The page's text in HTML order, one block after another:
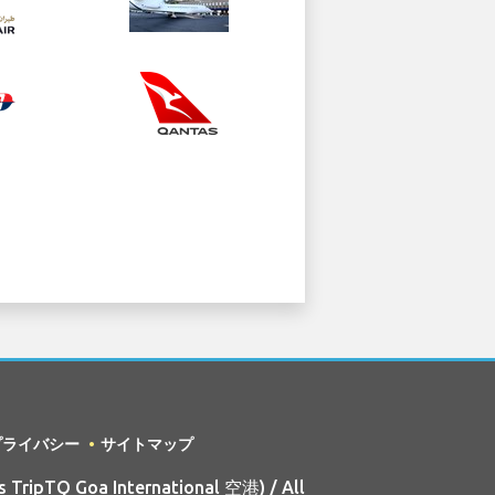
イバシー サイトマップ
TripTQ Goa International 空港) / All